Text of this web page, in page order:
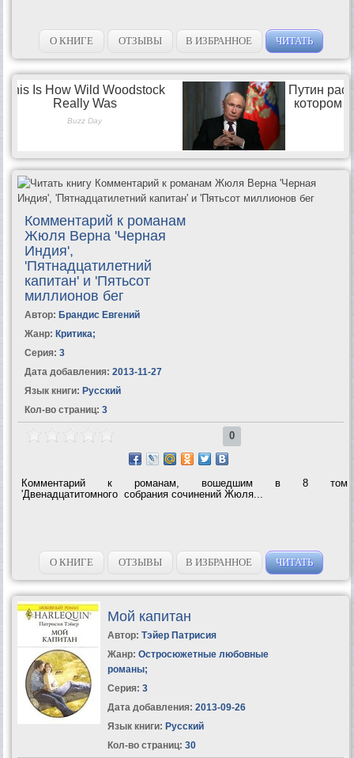
О КНИГЕ ОТЗЫВЫ В ИЗБРАННОЕ ЧИТАТЬ
Комментарий к романам
Жюля Верна 'Черная
Индия',
'Пятнадцатилетний
капитан' и 'Пятьсот
миллионов бег
Автор: Брандис Евгений
Жанр: Критика;
Серия: 3
Дата добавления: 2013-11-27
Язык книги: Русский
Кол-во страниц: 3
0
Комментарий к романам, вошедшим в 8 том
'Двенадцатитомного собрания сочинений Жюля...
О КНИГЕ ОТЗЫВЫ В ИЗБРАННОЕ ЧИТАТЬ
Мой капитан
Автор: Тэйер Патрисия
Жанр: Остросюжетные любовные
романы;
Серия: 3
Дата добавления: 2013-09-26
Язык книги: Русский
Кол-во страниц: 30